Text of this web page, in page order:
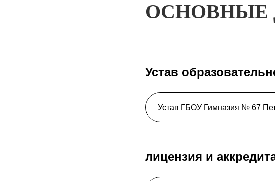
ОСНОВНЫЕ
Устав
Устав ГБОУ Гимназия № 67
лицензия и